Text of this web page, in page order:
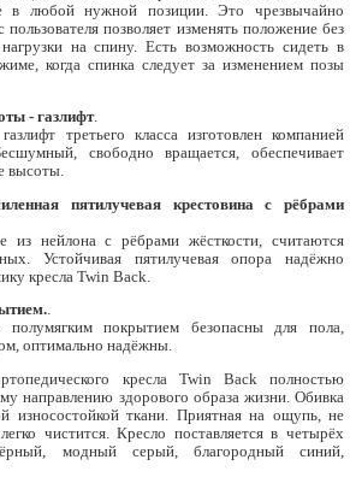
в любой нужной позиции. Это чрезвычайно
позволяет изменять положение без
на спину. Есть возможность сидеть в
когда спинка следует за изменением позы
- газлифт.
третьего класса изготовлен компанией
свободно вращается, обеспечивает
высоты.
пятилучевая крестовина с рёбрами
из нейлона с рёбрами жёсткости, считаются
Устойчивая пятилучевая опора надёжно
кресла Twin Back.
.
полумягким покрытием безопасны для пола,
оптимально надёжны.
кресла Twin Back полностью
направлению здорового образа жизни. Обивка
износостойкой ткани. Приятная на ощупь, не
чистится. Кресло поставляется в четырёх
модный серый, благородный синий,